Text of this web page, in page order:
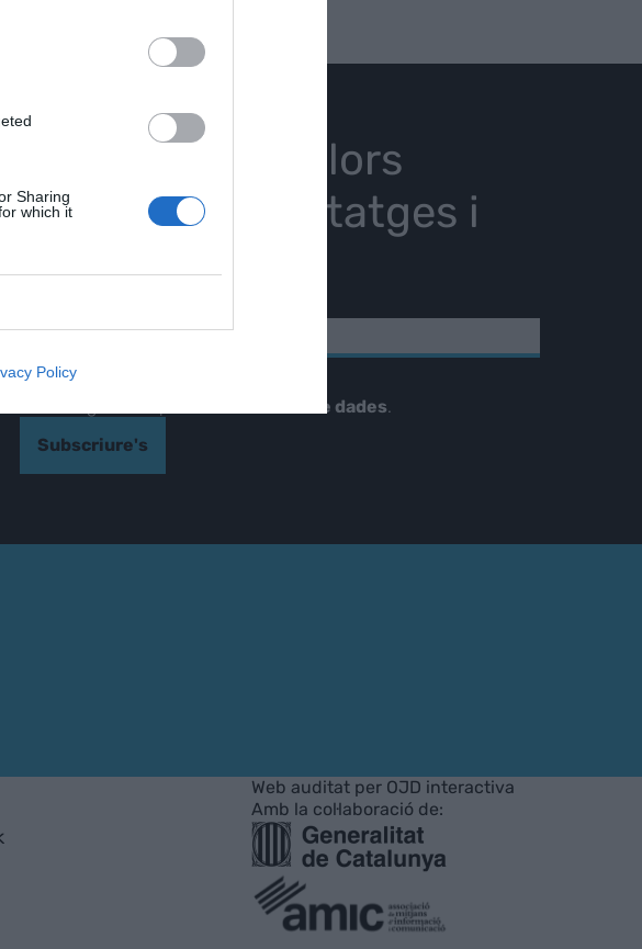
Sharing
which it
Policy
Les nostres millors
històries, reportatges i
entrevistes.
IDIOMA*
Català
tractament de dades.
Subscriure's
Web auditat per OJD interactiva
Amb la col·laboració de: